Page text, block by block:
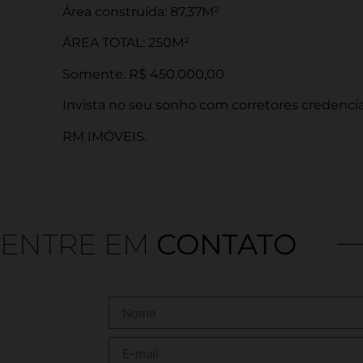
Área construída: 87,37M²
ÁREA TOTAL: 250M²
Somente: R$ 450.000,00
Invista no seu sonho com corretores
RM IMÓVEIS.
ENTRE EM CONTATO